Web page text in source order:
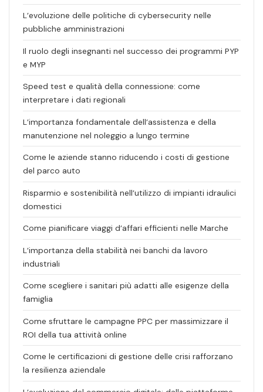
L’evoluzione delle politiche di cybersecurity nelle
pubbliche amministrazioni
Il ruolo degli insegnanti nel successo dei programmi PYP
e MYP
Speed test e qualità della connessione: come
interpretare i dati regionali
L’importanza fondamentale dell’assistenza e della
manutenzione nel noleggio a lungo termine
Come le aziende stanno riducendo i costi di gestione
del parco auto
Risparmio e sostenibilità nell’utilizzo di impianti idraulici
domestici
Come pianificare viaggi d’affari efficienti nelle Marche
L’importanza della stabilità nei banchi da lavoro
industriali
Come scegliere i sanitari più adatti alle esigenze della
famiglia
Come sfruttare le campagne PPC per massimizzare il
ROI della tua attività online
Come le certificazioni di gestione delle crisi rafforzano
la resilienza aziendale